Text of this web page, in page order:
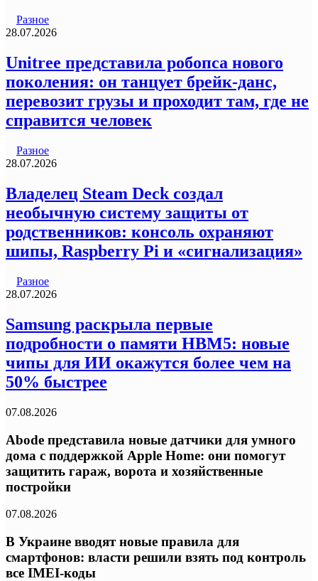
Разное
28.07.2026
Unitree представила робопса нового
поколения: он танцует брейк-данс,
перевозит грузы и проходит там, где не
справится человек
Разное
28.07.2026
Владелец Steam Deck создал
необычную систему защиты от
родственников: консоль охраняют
шипы, Raspberry Pi и «сигнализация»
Разное
28.07.2026
Samsung раскрыла первые
подробности о памяти HBM5: новые
чипы для ИИ окажутся более чем на
50% быстрее
07.08.2026
Abode представила новые датчики для умного
дома с поддержкой Apple Home: они помогут
защитить гараж, ворота и хозяйственные
постройки
07.08.2026
В Украине вводят новые правила для
смартфонов: власти решили взять под контроль
все IMEI-коды